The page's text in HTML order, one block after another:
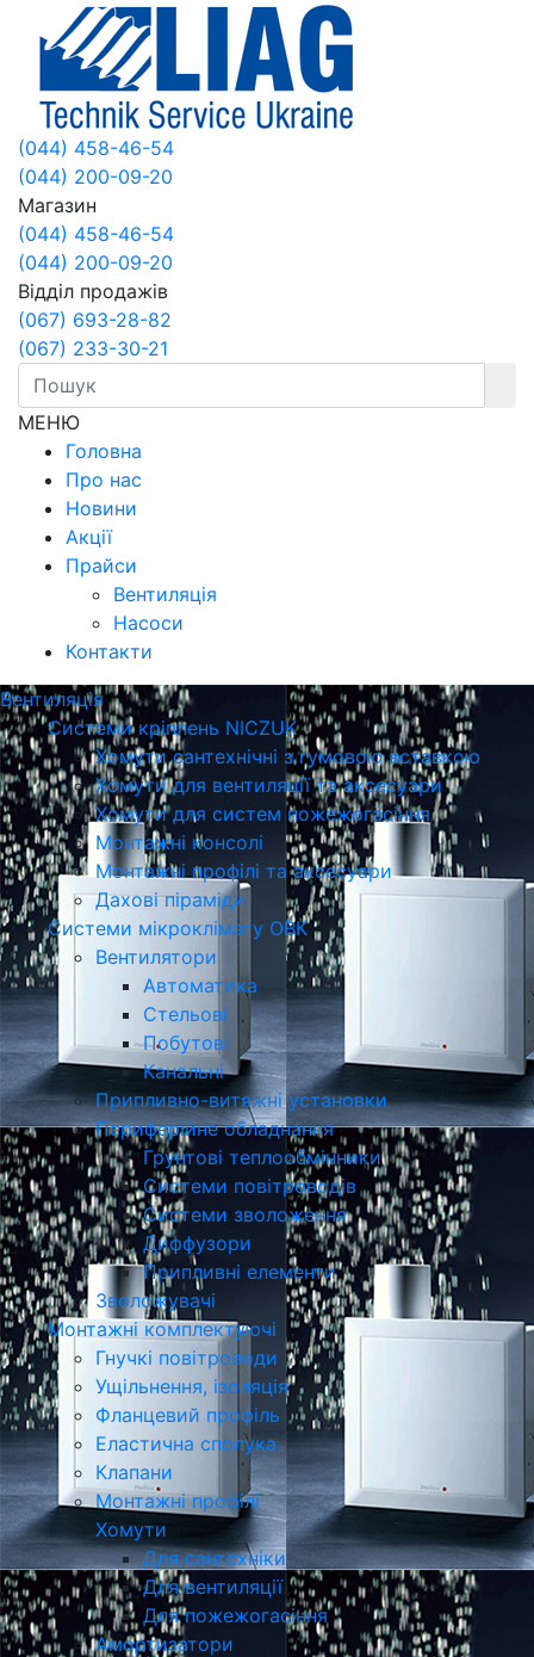
(044) 458-46-54
(044) 200-09-20
Магазин
(044) 458-46-54
(044) 200-09-20
Відділ продажів
(067) 693-28-82
(067) 233-30-21
МЕНЮ
Головна
Про нас
Новини
Акції
Прайси
Вентиляція
Насоси
Контакти
Вентиляція
Системи кріплень NICZUK
Хомути сантехнічні з гумовою вставкою
Хомути для вентиляції та аксесуари
Хомути для систем пожежогасіння
Монтажні консолі
Монтажні профілі та аксесуари
Дахові піраміди
Системи мікроклімату ОВК
Вентилятори
Автоматика
Стельові
Побутові
Канальні
Припливно-витяжні установки
Периферійне обладнання
Грунтові теплообмінники
Системи повітроводів
Системи зволоження
Диффузори
Припливні елементи
Зволожувачі
Монтажні комплектуючі
Гнучкі повітроводи
Ущільнення, ізоляція
Фланцевий профіль
Еластична сполука
Клапани
Монтажні профілі
Хомути
Для сантехніки
Для вентиляції
Для пожежогасіння
Амортизатори